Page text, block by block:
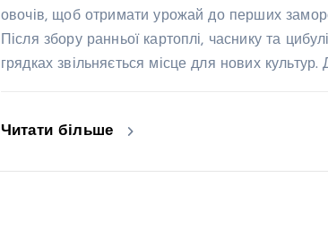
овочів, щоб отримати урожай до перших
Після збору ранньої картоплі, часнику та
грядках звільняється місце для нових культур.
Читати більше